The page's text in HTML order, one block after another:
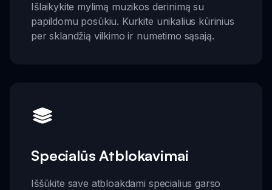
Išlaikykite mylimą muzikos derinimą su
papildomu posūkiu. Kurkite unikalius kūrinius
per sklandžią vilkimo ir numetimo sąsają.
Specialūs Atblokavimai
Iššūkite save atbloakdami specialius garso